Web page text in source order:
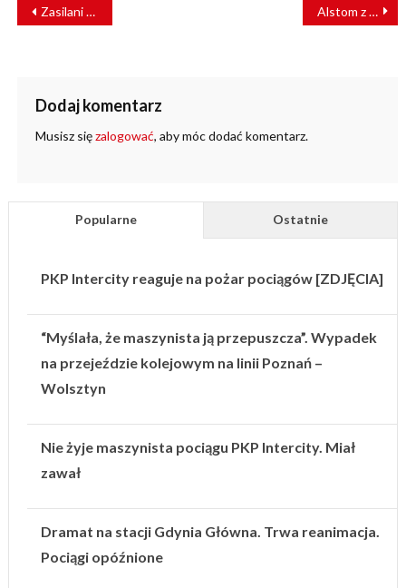
WPISU
Zasilani doświadczeniem. APS Energia napędza przyszłość kolei Alstom z najlepszą ofertą na piętrowe EZT dla PKP Intercity
Dodaj komentarz
Musisz sięzalogować, aby móc dodać komentarz.
Popularne Ostatnie
PKP Intercity reaguje na pożar pociągów [ZDJĘCIA]
“Myślała, że maszynista ją przepuszcza”. Wypadek
na przejeździe kolejowym na linii Poznań –
Wolsztyn
Nie żyje maszynista pociągu PKP Intercity. Miał
zawał
Dramat na stacji Gdynia Główna. Trwa reanimacja.
Pociągi opóźnione